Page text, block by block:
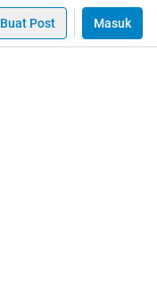
Buat Post Masuk